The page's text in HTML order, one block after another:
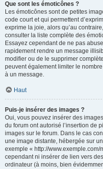
Que sont les émoticônes ?
Les émoticônes sont de petites
code court et qui permettent
exprime la joie, alors qu’au
consulter la liste complète des
Essayez cependant de ne pas
rapidement rendre un message
modifier ou de le supprimer
peuvent également limiter le
à un message.
Haut
Puis-je insérer des images ?
Oui, vous pouvez insérer des
du forum ont autorisé l’insertion de
images sur le forum. Dans le cas
une image distante, hébergée sur
exemple « http://
cependant ni insérer de lien vers
ordinateur (à moins, bien